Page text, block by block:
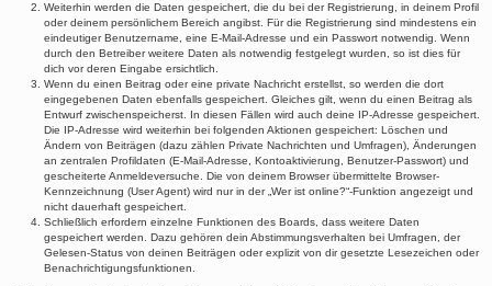
Weiterhin werden die Daten gespeichert, die du bei der Registrierung, in deinem Profil
oder deinem persönlichem Bereich angibst. Für die Registrierung sind mindestens ein
eindeutiger Benutzername, eine E-Mail-Adresse und ein Passwort notwendig. Wenn
durch den Betreiber weitere Daten als notwendig festgelegt wurden, so ist dies für
dich vor deren Eingabe ersichtlich.
Wenn du einen Beitrag oder eine private Nachricht erstellst, so werden die dort
eingegebenen Daten ebenfalls gespeichert. Gleiches gilt, wenn du einen Beitrag als
Entwurf zwischenspeicherst. In diesen Fällen wird auch deine IP-Adresse gespeichert.
Die IP-Adresse wird weiterhin bei folgenden Aktionen gespeichert: Löschen und
Ändern von Beiträgen (dazu zählen Private Nachrichten und Umfragen), Änderungen
an zentralen Profildaten (E-Mail-Adresse, Kontoaktivierung, Benutzer-Passwort) und
gescheiterte Anmeldeversuche. Die von deinem Browser übermittelte Browser-
Kennzeichnung (User Agent) wird nur in der „Wer ist online?“-Funktion angezeigt und
nicht dauerhaft gespeichert.
Schließlich erfordern einzelne Funktionen des Boards, dass weitere Daten
gespeichert werden. Dazu gehören dein Abstimmungsverhalten bei Umfragen, der
Gelesen-Status von deinen Beiträgen oder explizit von dir gesetzte Lesezeichen oder
Benachrichtigungsfunktionen.